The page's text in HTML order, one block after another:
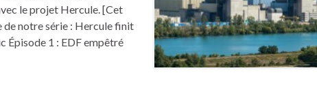
le projet Hercule. [Cet
notre série : Hercule finit
Épisode 1 : EDF empêtré